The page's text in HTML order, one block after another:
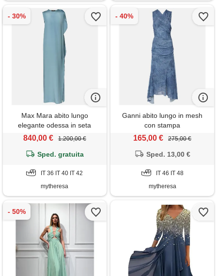
Max Mara abito lungo
elegante odessa in seta
840,00 € 1.200,00 €
Sped. gratuita
IT 36 IT 40 IT 42
mytheresa
Ganni abito lungo in mesh
con stampa
165,00 € 275,00 €
Sped. 13,00 €
IT 46 IT 48
mytheresa